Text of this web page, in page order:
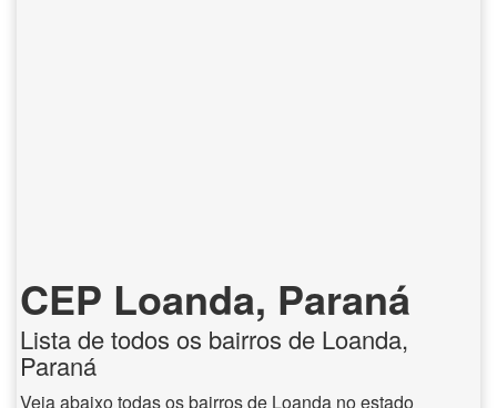
CEP Loanda, Paraná
Lista de todos os bairros de Loanda,
Paraná
Veja abaixo todas os bairros de Loanda no estado